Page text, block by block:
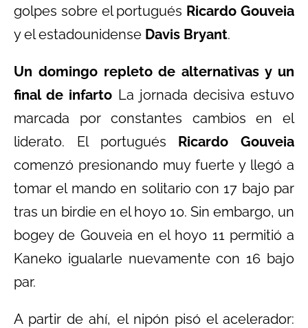
golpes sobre el portugués Ricardo Gouveia
y el estadounidense Davis Bryant.
Un domingo repleto de alternativas y un
final de infarto La jornada decisiva estuvo
marcada por constantes cambios en el
liderato. El portugués Ricardo Gouveia
comenzó presionando muy fuerte y llegó a
tomar el mando en solitario con 17 bajo par
tras un birdie en el hoyo 10. Sin embargo, un
bogey de Gouveia en el hoyo 11 permitió a
Kaneko igualarle nuevamente con 16 bajo
par.
A partir de ahí, el nipón pisó el acelerador: